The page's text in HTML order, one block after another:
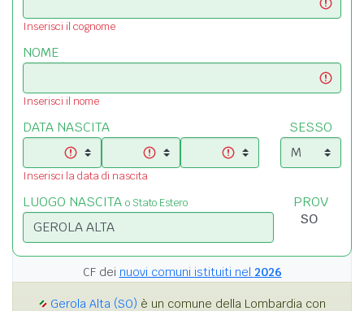
Inserisci il cognome
NOME
Inserisci il nome
DATA NASCITA
Inserisci la data di nascita
SESSO
LUOGO NASCITA o Stato Estero PROV
CF dei nuovi comuni istituiti nel 2026
Gerola Alta (SO) è un comune della Lombardia con